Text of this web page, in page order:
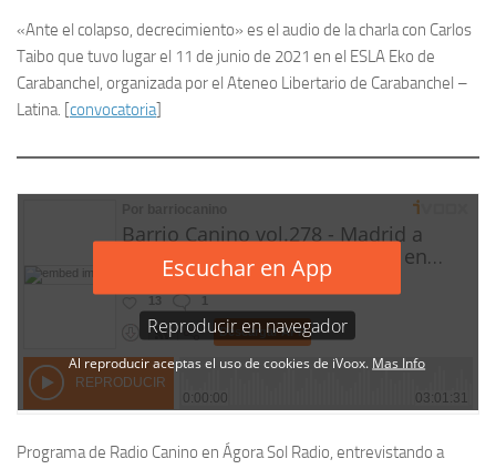
«Ante el colapso, decrecimiento» es el audio de la charla con Carlos
Taibo que tuvo lugar el 11 de junio de 2021 en el ESLA Eko de
Carabanchel, organizada por el Ateneo Libertario de Carabanchel –
Latina. [convocatoria]
Programa de Radio Canino en Ágora Sol Radio, entrevistando a